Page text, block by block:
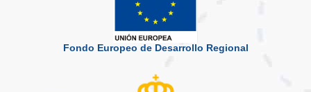
Fondo Europeo de Desarrollo Regional